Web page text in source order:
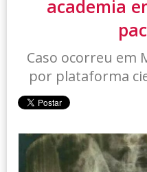
academia
Caso ocorreu em
por plataforma